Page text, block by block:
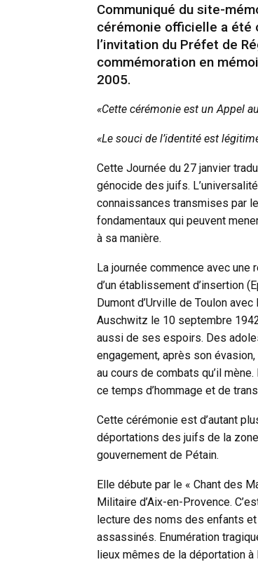
Communiqué du site-
cérémonie officielle a été
l’invitation du Préfet de
commémoration en
2005.
«Cette cérémonie est un Appel
«Le souci de l’identité est
Cette Journée du 27 janvier
génocide des juifs.
connaissances transmises par
fondamentaux qui peuvent
à sa manière.
La journée commence avec une
d’un établissement d’insertion
Dumont d’Urville de Toulon
Auschwitz le 10 septembre
aussi de ses espoirs. Des
engagement, après son
au cours de combats qu’il
ce temps d’hommage et de
Cette cérémonie est d’autant
déportations des juifs de la
gouvernement de Pétain.
Elle débute par le « Chant des
Militaire d’Aix-en-Provence.
lecture des noms des enfants
assassinés. Enumération
lieux mêmes de la déportation